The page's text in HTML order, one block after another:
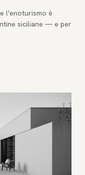
l'enoturismo è
siciliane — e per